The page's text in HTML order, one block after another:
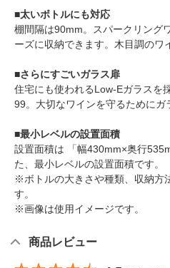
■太いボトルにも対応
棚間隔は90mm。スパークリング
ーズに収納できます。木目調のワ
■さらにすごいガラス扉
住宅にも使われるLow-Eガラスを
99。大切なワインを守るためにガ
■最小レベルの設置面積
設置面積は 「幅430mm×奥行
た、最小レベルの設置面積です。
※ボトルの大きさや種類、収納方
す。
※画像は使用イメージです。
商品レビュー